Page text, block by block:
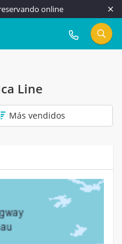
online
917 815 555
Line